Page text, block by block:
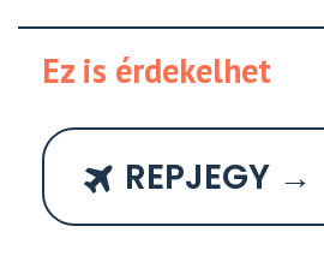
Ez is érdekelhet
REPJEGY →